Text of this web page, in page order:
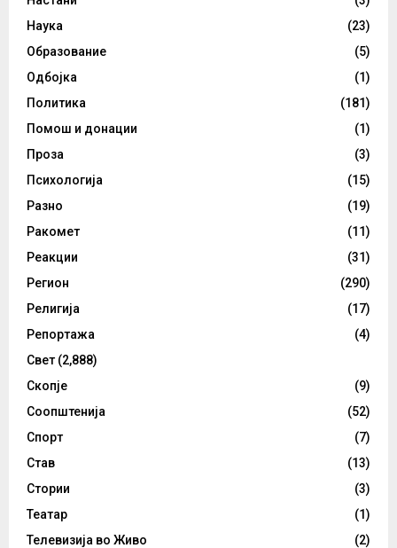
Наука
(23)
Образование
(5)
Одбојка
(1)
Политика
(181)
Помош и донации
(1)
Проза
(3)
Психологија
(15)
Разно
(19)
Ракомет
(11)
Реакции
(31)
Регион
(290)
Религија
(17)
Репортажа
(4)
Свет (2,888)
Скопје
(9)
Соопштенија
(52)
Спорт
(7)
Став
(13)
Стории
(3)
Театар
(1)
Телевизија во Живо
(2)